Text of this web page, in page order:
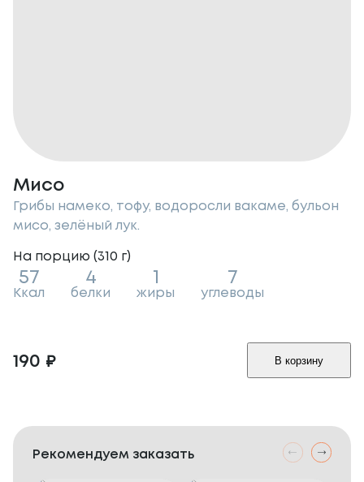
Мисо
Грибы намеко, тофу, водоросли вакаме, бульон
мисо, зелёный лук.
На порцию (310 г)
57
Ккал
4
белки жиры
7
углеводы
190 ₽ В корзину
Рекомендуем заказать